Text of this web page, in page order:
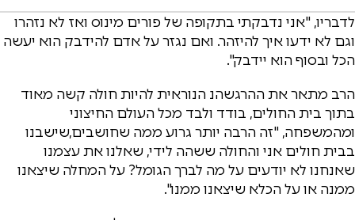
לדבריו, "אני נדבקתי בתקופה של פורים מינוס ואז לא נזהרו
וגם לא ידעו איך להיזהר. ואם נגזר על אדם להידבק הוא יעשה
הכל ובסוף הוא יידבק".
הרב מתאר את ההרגשהנ הנוראית להיות חולה קשה מאוד
בתוך בית החולים, בודד ולבד מכל העולם החיצוני
ומהמשפחה, "זה הרבה יותר גרוע ממה שחושבים,שישבנו
בבית חולים אני והחולה ששהה לידי, שאלנו את עצמנו
שאנחנו לא יודעים על מה לברך הגומל? על המחלה שיצאנו
ממנה או על הכלא שיצאנו ממנו".